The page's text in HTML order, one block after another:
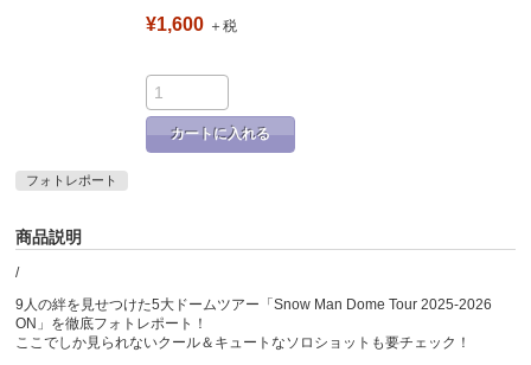
¥1,600 ＋税
カートに入れる
フォトレポート
商品説明
/
9人の絆を見せつけた5大ドームツアー「Snow Man Dome Tour 2025-2026
ON」を徹底フォトレポート！
ここでしか見られないクール＆キュートなソロショットも要チェック！